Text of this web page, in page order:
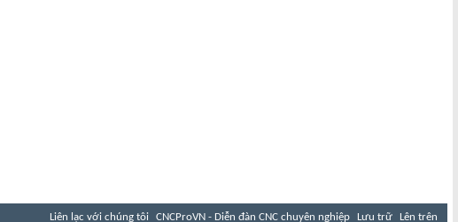
Liên lạc với chúng tôi CNCProVN - Diễn đàn CNC chuyên nghiệp Lưu trữ Lên trên